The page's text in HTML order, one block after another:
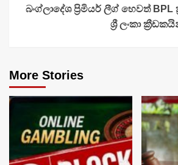
බංග්ලාදේශ ප්‍රිමියර් ලීග් හෙවත්
ශ්‍රී ලංකා
More Stories